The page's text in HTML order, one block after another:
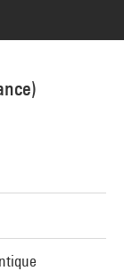
Dist.